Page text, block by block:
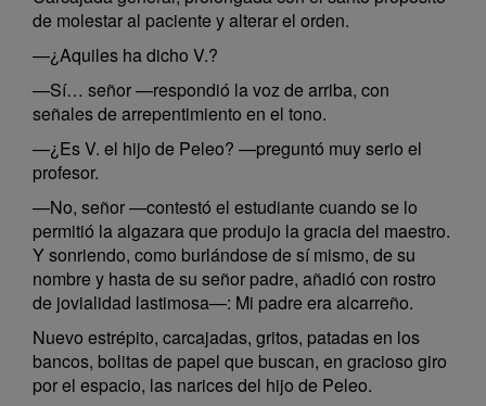
de molestar al paciente y alterar el orden.
—¿Aquiles ha dicho V.?
—Sí… señor —respondió la voz de arriba, con
señales de arrepentimiento en el tono.
—¿Es V. el hijo de Peleo? —preguntó muy serio el
profesor.
—No, señor —contestó el estudiante cuando se lo
permitió la algazara que produjo la gracia del maestro.
Y sonriendo, como burlándose de sí mismo, de su
nombre y hasta de su señor padre, añadió con rostro
de jovialidad lastimosa—: Mi padre era alcarreño.
Nuevo estrépito, carcajadas, gritos, patadas en los
bancos, bolitas de papel que buscan, en gracioso giro
por el espacio, las narices del hijo de Peleo.